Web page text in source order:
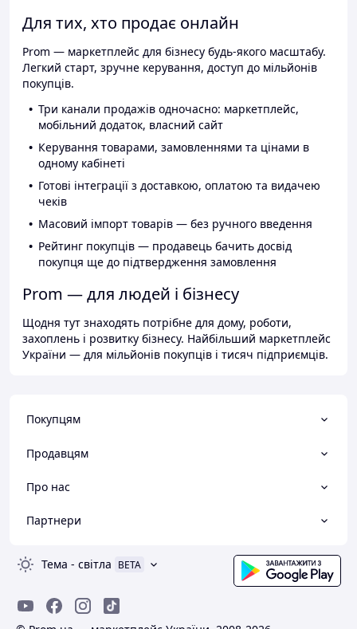
Для тих, хто продає онлайн
Prom — маркетплейс для бізнесу будь-якого масштабу.
Легкий старт, зручне керування, доступ до мільйонів
покупців.
Три канали продажів одночасно: маркетплейс,
мобільний додаток, власний сайт
Керування товарами, замовленнями та цінами в
одному кабінеті
Готові інтеграції з доставкою, оплатою та видачею
чеків
Масовий імпорт товарів — без ручного введення
Рейтинг покупців — продавець бачить досвід
покупця ще до підтвердження замовлення
Prom — для людей і бізнесу
Щодня тут знаходять потрібне для дому, роботи,
захоплень і розвитку бізнесу. Найбільший маркетплейс
України — для мільйонів покупців і тисяч підприємців.
Покупцям
Продавцям
Про нас
Партнери
Тема - світла BETA